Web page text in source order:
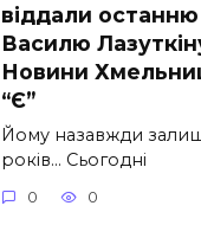
віддали
Василю
Новини
“Є”
Йому назавжди
років… Сьогодні
0 0